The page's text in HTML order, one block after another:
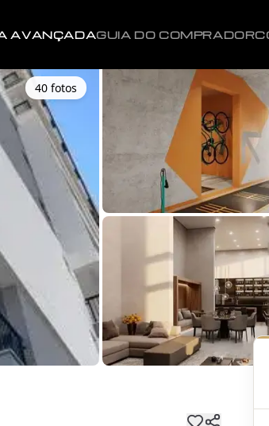
AVANÇADAGUIA DO COMPRADOR
40 fotos